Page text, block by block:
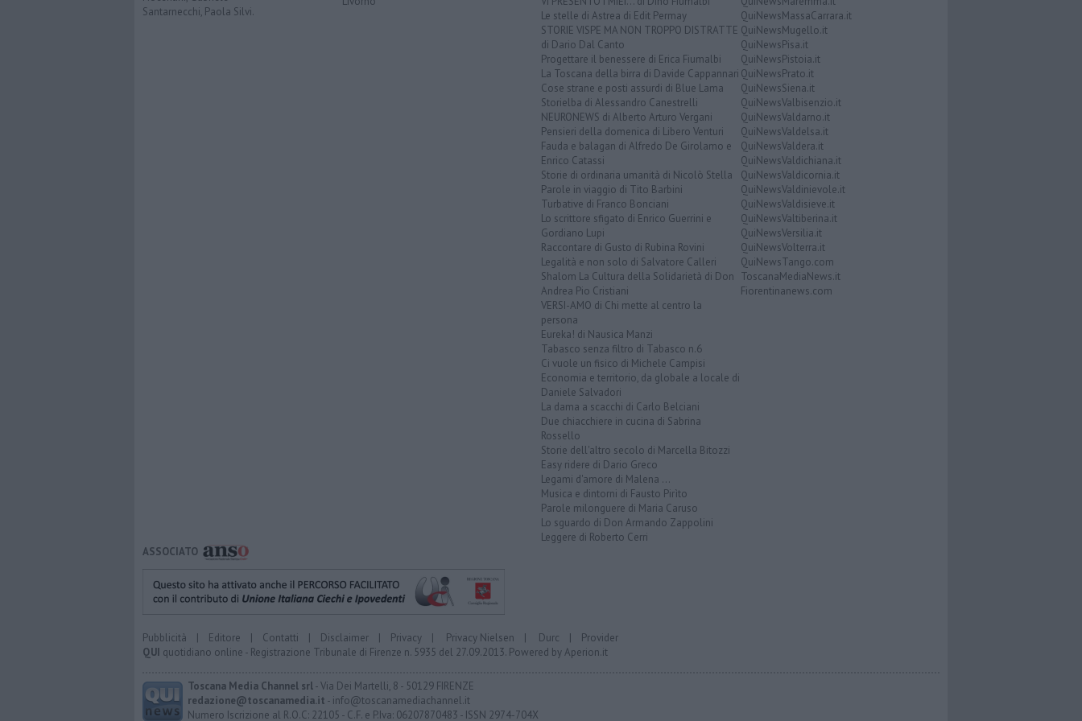
Santarnecchi, Paola Silvi.
Le stelle di Astrea di Edit Permay
STORIE VISPE MA NON TROPPO DISTRATTE
di Dario Dal Canto
Progettare il benessere di Erica Fiumalbi
La Toscana della birra di Davide Cappannari
Cose strane e posti assurdi di Blue Lama
Storielba di Alessandro Canestrelli
NEURONEWS di Alberto Arturo Vergani
Pensieri della domenica di Libero Venturi
Fauda e balagan di Alfredo De Girolamo e
Enrico Catassi
Storie di ordinaria umanità di Nicolò Stella
Parole in viaggio di Tito Barbini
Turbative di Franco Bonciani
Lo scrittore sfigato di Enrico Guerrini e
Gordiano Lupi
Raccontare di Gusto di Rubina Rovini
Legalità e non solo di Salvatore Calleri
Shalom La Cultura della Solidarietà di Don
Andrea Pio Cristiani
VERSI-AMO di Chi mette al centro la
persona
Eureka! di Nausica Manzi
Tabasco senza filtro di Tabasco n.6
Ci vuole un fisico di Michele Campisi
Economia e territorio, da globale a locale di
Daniele Salvadori
La dama a scacchi di Carlo Belciani
Due chiacchiere in cucina di Sabrina
Rossello
Storie dell'altro secolo di Marcella Bitozzi
Easy ridere di Dario Greco
Legami d'amore di Malena ...
Musica e dintorni di Fausto Pirìto
Parole milonguere di Maria Caruso
Lo sguardo di Don Armando Zappolini
Leggere di Roberto Cerri
QuiNewsMassaCarrara.it
QuiNewsMugello.it
QuiNewsPisa.it
QuiNewsPistoia.it
QuiNewsPrato.it
QuiNewsSiena.it
QuiNewsValbisenzio.it
QuiNewsValdarno.it
QuiNewsValdelsa.it
QuiNewsValdera.it
QuiNewsValdichiana.it
QuiNewsValdicornia.it
QuiNewsValdinievole.it
QuiNewsValdisieve.it
QuiNewsValtiberina.it
QuiNewsVersilia.it
QuiNewsVolterra.it
QuiNewsTango.com
ToscanaMediaNews.it
Fiorentinanews.com
ASSOCIATO
Pubblicità | Editore | Contatti | Disclaimer | Privacy | Privacy Nielsen | Durc | Provider
QUI quotidiano online - Registrazione Tribunale di Firenze n. 5935 del 27.09.2013. Powered byAperion.it
Toscana Media Channel srl- Via Dei Martelli, 8 - 50129 FIRENZE
redazione@toscanamedia.it - info@toscanamediachannel.it
Numero Iscrizione al R.O.C: 22105 - C.F. e P.Iva: 06207870483 - ISSN 2974-704X